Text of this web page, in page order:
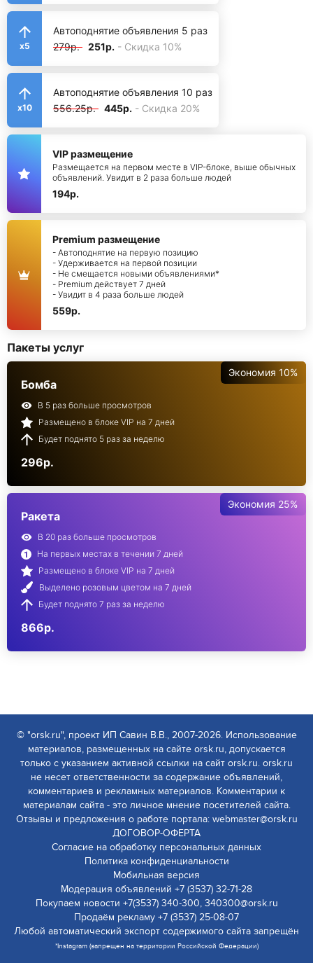
x5
Автоподнятие объявления 5 раз
279р. 251р. - Скидка 10%
x10
Автоподнятие объявления 10 раз
556.25р. 445р. - Скидка 20%
VIP размещение
Размещается на первом месте в VIP-блоке, выше обычных
объявлений. Увидит в 2 раза больше людей
194р.
Premium размещение
- Автоподнятие на первую позицию
- Удерживается на первой позиции
- Не смещается новыми объявлениями*
- Premium действует 7 дней
- Увидит в 4 раза больше людей
559р.
Пакеты услуг
Экономия 10%
Бомба
В 5 раз больше просмотров
Размещено в блоке VIP на 7 дней
Будет поднято 5 раз за неделю
296р.
Экономия 25%
Ракета
В 20 раз больше просмотров
На первых местах в течении 7 дней
Размещено в блоке VIP на 7 дней
Выделено розовым цветом на 7 дней
Будет поднято 7 раз за неделю
866р.
© "orsk.ru", проект ИП Савин В.В., 2007-2026. Использование
материалов, размещенных на сайте orsk.ru, допускается
только с указанием активной ссылки на сайт orsk.ru. orsk.ru
не несет ответственности за содержание объявлений,
комментариев и рекламных материалов. Комментарии к
материалам сайта - это личное мнение посетителей сайта.
Отзывы и предложения о работе портала: webmaster@orsk.ru
ДОГОВОР-ОФЕРТА
Согласие на обработку персональных данных
Политика конфиденциальности
Мобильная версия
Модерация объявлений +7 (3537) 32-71-28
Покупаем новости +7(3537) 340-300, 340300@orsk.ru
Продаём рекламу +7 (3537) 25-08-07
Любой автоматический экспорт содержимого сайта запрещён
*Instagram (запрещен на территории Российской Федерации)